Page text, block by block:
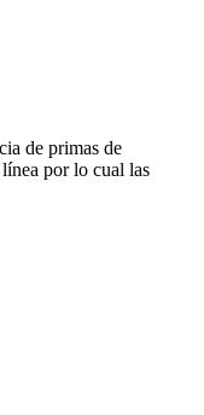
de primas de
por lo cual las